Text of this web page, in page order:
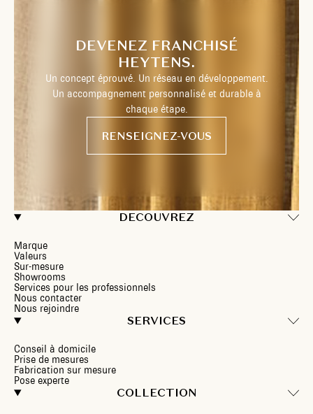
DECOUVREZ
Marque
Valeurs
Sur-mesure
Showrooms
Services pour les professionnels
Nous contacter
Nous rejoindre
SERVICES
Conseil à domicile
Prise de mesures
Fabrication sur mesure
Pose experte
COLLECTION
DEVENEZ FRANCHISÉ
HEYTENS.
Un concept éprouvé. Un réseau en développement.
Un accompagnement personnalisé et durable à
chaque étape.
RENSEIGNEZ-VOUS